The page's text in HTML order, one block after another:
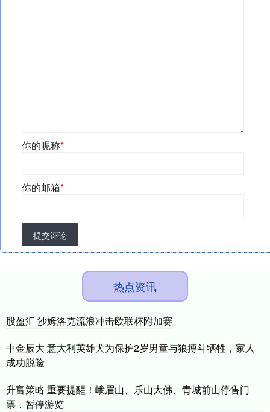
你的昵称*
你的邮箱*
提交评论
热点资讯
股盈汇 沙姆洛克流浪冲击欧联杯附加赛
中金辰大 意大利英雄犬为保护2岁男童与狼搏斗牺牲，家人
成功脱险
升富策略 重要提醒！峨眉山、乐山大佛、青城前山停售门
票，暂停游览